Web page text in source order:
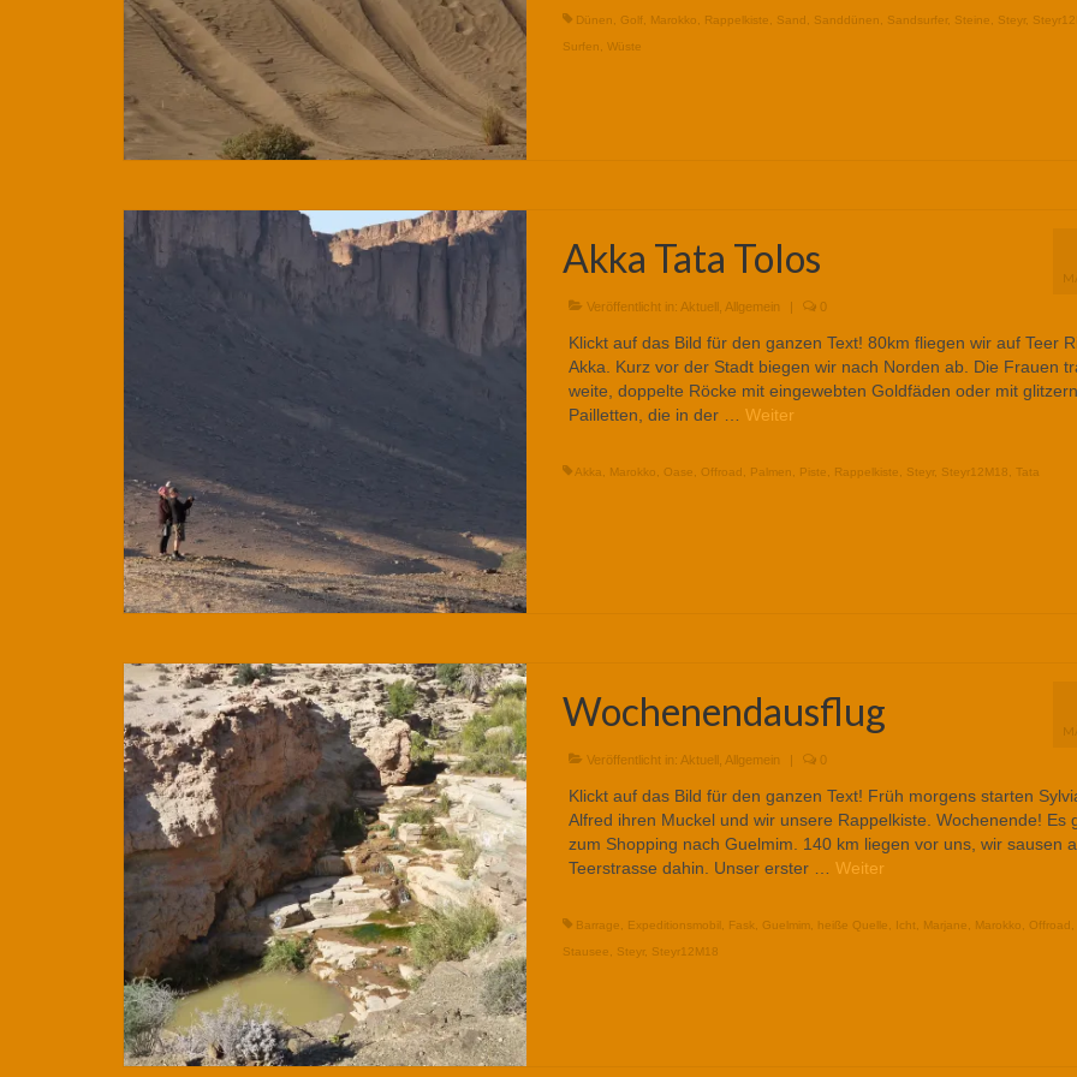
Dünen Golf, Marokko Rappelkiste Sand Sanddünen Sandsurfer, Steine Steyr,
Surfen
Wüste
Akka Tata Tolos
Veröffentlicht in: Aktuell , Allgemein 0
Klickt auf das Bild für den ganzen Text! 80km fliegen wir auf Teer
Akka. Kurz vor der Stadt biegen wir nach Norden ab. Die Frauen
weite, doppelte Röcke mit eingewebten Goldfäden oder mit
Pailletten, die in der … Weiter
Akka, Marokko, Oase, Offroad , Palmen, Piste, Rappelkiste, Steyr, Steyr12M18 , Tata
Wochenendausflug
Veröffentlicht in: Aktuell Allgemein 0
Klickt auf das Bild für den ganzen Text! Früh morgens starten
Alfred ihren Muckel und wir unsere Rappelkiste. Wochenende! Es
zum Shopping nach Guelmim. 140 km liegen vor uns, wir sausen
Teerstrasse dahin. Unser erster … Weiter
Barrage, Expeditionsmobil , Fask, Guelmim, heiße Quelle, Icht, Marjane, Marokko, Offroad,
Stausee, Steyr, Steyr12M18